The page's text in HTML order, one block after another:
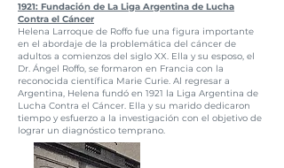
1921: Fundación de La Liga Argentina de Lucha
Contra el Cáncer
Helena Larroque de Roffo fue una figura importante
en el abordaje de la problemática del cáncer de
adultos a comienzos del siglo XX. Ella y su esposo, el
Dr. Ángel Roffo, se formaron en Francia con la
reconocida científica Marie Curie. Al regresar a
Argentina, Helena fundó en 1921 la Liga Argentina de
Lucha Contra el Cáncer. Ella y su marido dedicaron
tiempo y esfuerzo a la investigación con el objetivo de
lograr un diagnóstico temprano.